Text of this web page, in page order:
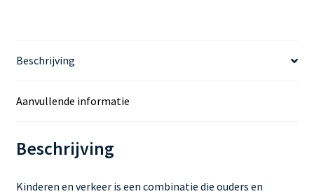
Beschrijving
Aanvullende informatie
Beschrijving
Kinderen en verkeer is een combinatie die ouders en